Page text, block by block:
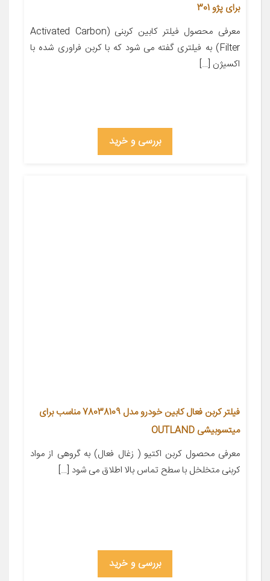
برای پژو 301
معرفی محصول فیلتر کابین کربنی (Activated Carbon
Filter) به فیلتری گفته می شود که با کربن فراوری شده با
اکسیژن […]
بررسی و خرید
فیلتر کربن فعال کابین خودرو مدل 78038109 مناسب برای
میتسوبیشی OUTLAND
معرفی محصول کربن اکتیو ( زغال فعال) به گروهی از مواد
کربنی متخلخل با سطح تماس بالا اطلاق می شود […]
بررسی و خرید